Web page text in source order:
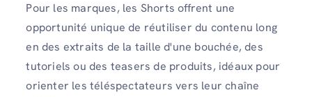
Pour les marques, les Shorts offrent une
opportunité unique de réutiliser du contenu long
en des extraits de la taille d'une bouchée, des
tutoriels ou des teasers de produits, idéaux pour
orienter les téléspectateurs vers leur chaîne